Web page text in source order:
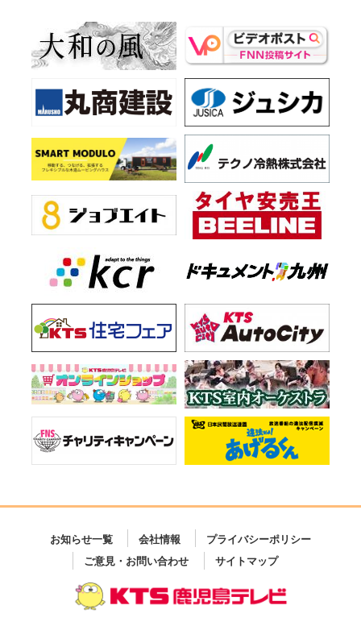
お知らせ一覧 会社情報
プライバシーポリシー
ご意見・お問い合わせ
サイトマップ